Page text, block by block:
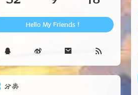
32 9 18
Hello My Friends !